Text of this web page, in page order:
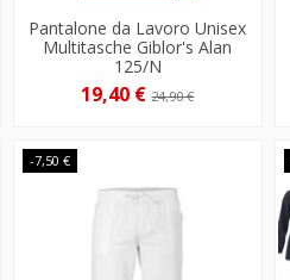
Pantalone da Lavoro Unisex
Multitasche Giblor's Alan
125/N
19,40 €24,90 €
-7,50 €